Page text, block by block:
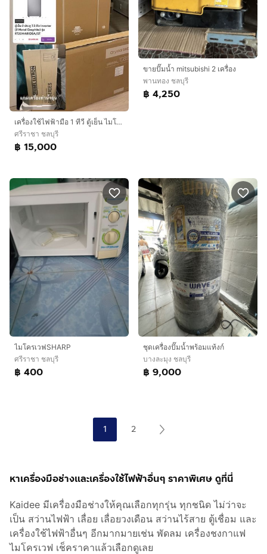
เครื่องใช้ไฟฟ้ามือ 1 ทีวี ตู้เย็น ไมโครเวฟ เเถมเครื่องทำน้ำอุ่น
ศรีราชา ชลบุรี
฿ 15,000
ขายปั๊มน้ำ mitsubishi 2 เครื่อง
พานทอง ชลบุรี
฿ 4,250
ไมโครเวฟSHARP
ศรีราชา ชลบุรี
฿ 400
ชุดเครื่องปั๊มน้ำพร้อมแท้งก์
บางละมุง ชลบุรี
฿ 9,000
1 2
หาเครื่องมือช่างและเครื่องใช้ไฟฟ้าอื่นๆ ราคาพิเศษ ดูที่นี่
Kaidee มีเครื่องมือช่างให้คุณเลือกทุกรุ่น ทุกชนิด ไม่ว่าจะ
เป็น สว่านไฟฟ้า เลื่อย เลื่อยวงเดือน สว่านไร้สาย ตู้เชื่อม และ
เครื่องใช้ไฟฟ้าอื่นๆ อีกมากมายเช่น พัดลม เครื่องชงกาแฟ
ไมโครเวฟ เช็คราคาแล้วเลือกดูเลย